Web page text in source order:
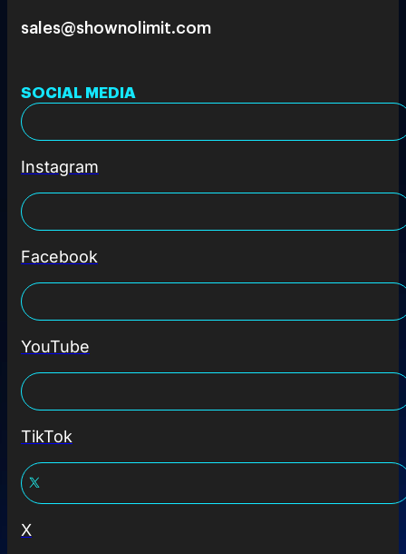
sales@shownolimit.com
SOCIAL MEDIA
Instagram
Facebook
YouTube
TikTok
X